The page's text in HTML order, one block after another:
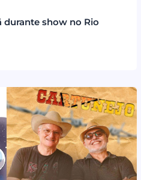
durante show no Rio